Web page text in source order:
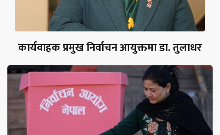
कार्यवाहक प्रमुख निर्वाचन आयुक्तमा डा. तुलाधर